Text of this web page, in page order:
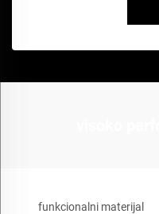
funkcionalni materijal